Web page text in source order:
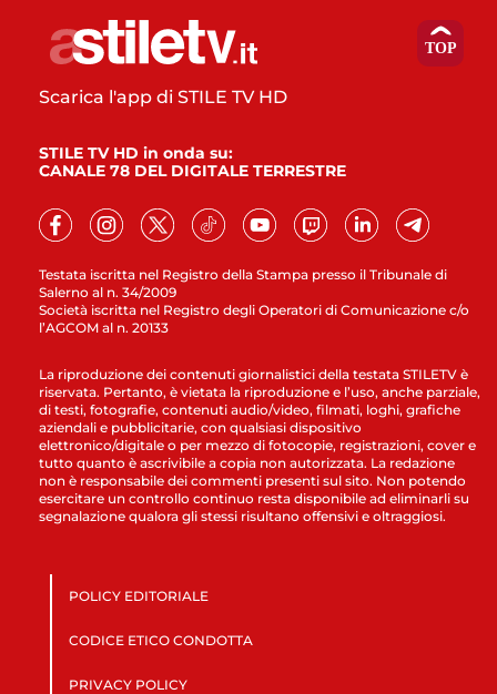
Testata iscritta nel Registro della Stampa presso il Tribunale di
Salerno al n. 34/2009
Società iscritta nel Registro degli Operatori di Comunicazione c/o
l’AGCOM al n. 20133
Scarica l'app di STILE TV HD
STILE TV HD in onda su:
CANALE 78 DEL DIGITALE TERRESTRE
La riproduzione dei contenuti giornalistici della testata STILETV è
riservata. Pertanto, è vietata la riproduzione e l’uso, anche parziale,
di testi, fotografie, contenuti audio/video, filmati, loghi, grafiche
aziendali e pubblicitarie, con qualsiasi dispositivo
elettronico/digitale o per mezzo di fotocopie, registrazioni, cover e
tutto quanto è ascrivibile a copia non autorizzata. La redazione
non è responsabile dei commenti presenti sul sito. Non potendo
esercitare un controllo continuo resta disponibile ad eliminarli su
segnalazione qualora gli stessi risultano offensivi e oltraggiosi.
POLICY EDITORIALE
CODICE ETICO CONDOTTA
PRIVACY POLICY